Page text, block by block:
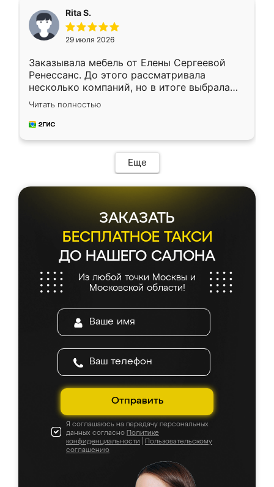
Rita S.
29 июля 2026
Заказывала мебель от Елены Сергеевой
Ренессанс. До этого рассматривала
несколько компаний, но в итоге выбрала
эту. Сначала обговорили условия, потом
приехал замерщик, всё спокойно объяснил
и снял размеры. Изготовили в срок, с
мебель сразу встала на свое место без
каких-либо доработок. Качеством осталась
довольна, все выглядит так, как и ожидала.
Читать полностью
Еще
ЗАКАЗАТЬ
БЕСПЛАТНОЕ ТАКСИ
ДО НАШЕГО САЛОНА
Из любой точки Москвы и
Московской области!
Отправить
Я соглашаюсь на передачу персональных
данных согласно Политике
конфиденциальности
Пользовательскому
соглашению